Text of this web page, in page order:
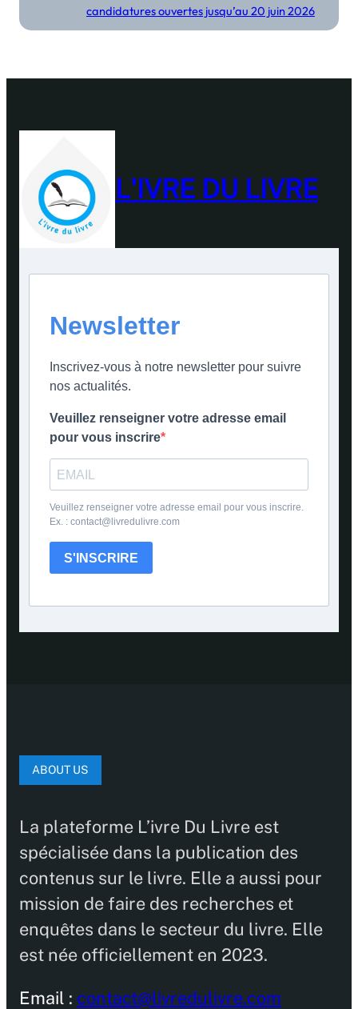
candidatures ouvertes jusqu’au 20 juin 2026
L'IVRE DU LIVRE
Newsletter
Inscrivez-vous à notre newsletter pour suivre
nos actualités.
Veuillez renseigner votre adresse email
pour vous inscrire
Veuillez renseigner votre adresse email pour vous inscrire.
Ex. : contact@livredulivre.com
S'INSCRIRE
ABOUT US
La plateforme L’ivre Du Livre est
spécialisée dans la publication des
contenus sur le livre. Elle a aussi pour
mission de faire des recherches et
enquêtes dans le secteur du livre. Elle
est née officiellement en 2023.
Email : contact@livredulivre.com